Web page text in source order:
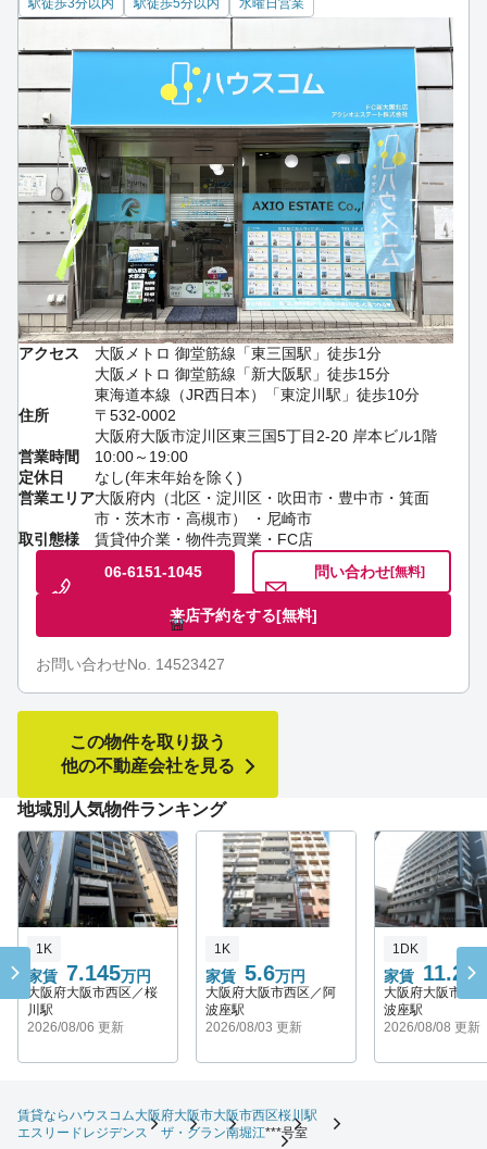
駅徒歩3分以内 駅徒歩5分以内 水曜日営業
アクセス
大阪メトロ 御堂筋線「東三国駅」徒歩1分
大阪メトロ 御堂筋線「新大阪駅」徒歩15分
東海道本線（JR西日本）「東淀川駅」徒歩10分
住所
〒532-0002
大阪府大阪市淀川区東三国5丁目2-20 岸本ビル1階
営業時間
10:00～19:00
定休日
なし(年末年始を除く)
営業エリア大阪府内（北区・淀川区・吹田市・豊中市・箕面
市・茨木市・高槻市） ・尼崎市
取引態様
賃貸仲介業・物件売買業・FC店
06-6151-1045
問い合わせ[無料]
来店予約をする[無料]
お問い合わせNo. 14523427
この物件を取り扱う
他の不動産会社を見る
地域別人気物件ランキング
家賃 7.145万円
1K
大阪府大阪市西区／桜
川駅
2026/08/06 更新
家賃 5.6万円
1K
大阪府大阪市西区／阿
波座駅
2026/08/03 更新
家賃 11.2 万
1DK
大阪府大阪市西
波座駅
2026/08/08 更新
賃貸ならハウスコム大阪府大阪市大阪市西区桜川駅
エスリードレジデンス ザ・グラン南堀江***号室